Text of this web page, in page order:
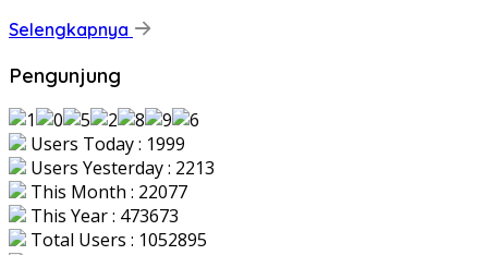
Selengkapnya
Pengunjung
Users Today : 1999
Users Yesterday : 2213
This Month : 22077
This Year : 473673
Total Users : 1052895